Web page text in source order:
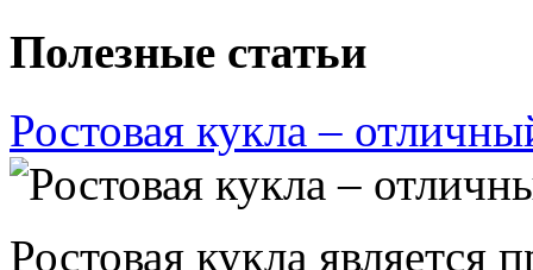
Полезные статьи
Ростовая кукла –
Ростовая кукла является